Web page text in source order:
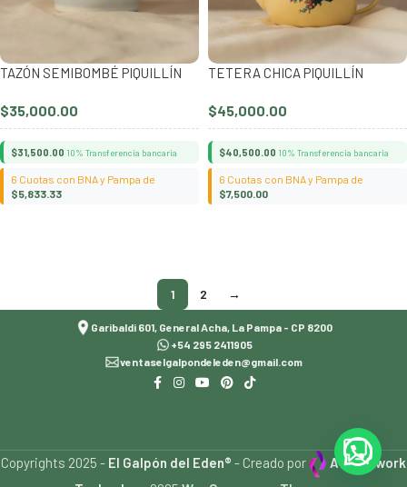
TAZÓN SEMIBOMBÉ PIQUILLÍN
$35,000.00
$31,500.00 10% Transferencia bancaria
6 Cuotas con BNA y Pampa de
$5,833.33
TETERA CHICA PIQUILLÍN
$45,000.00
$40,500.00 10% Transferencia bancaria
6 Cuotas con BNA y Pampa de
$7,500.00
1 2 →
Garibaldi 601, General Acha, La Pampa - CP 8200
+54 295 2411905
ventaselgalpondeleden@gmail.com
Copyrights 2025 - El Galpón del Eden® - Creado por
Accesswork